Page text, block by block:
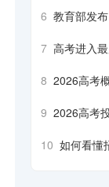
6 教育部发
7 高考进入
8 2026高考
9 2026高考
10 如何看懂